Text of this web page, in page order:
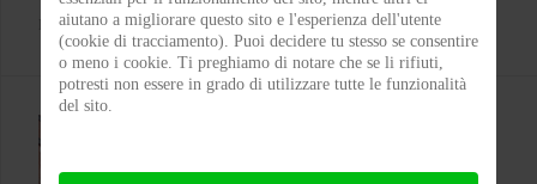
MICHELE RUBIN (WOLF) ON 07-08-2026 00:11:35
aiutano a migliorare questo sito e l'esperienza dell'utente
(cookie di tracciamento). Puoi decidere tu stesso se consentire
o meno i cookie. Ti preghiamo di notare che se li rifiuti,
potresti non essere in grado di utilizzare tutte le funzionalità
del sito.